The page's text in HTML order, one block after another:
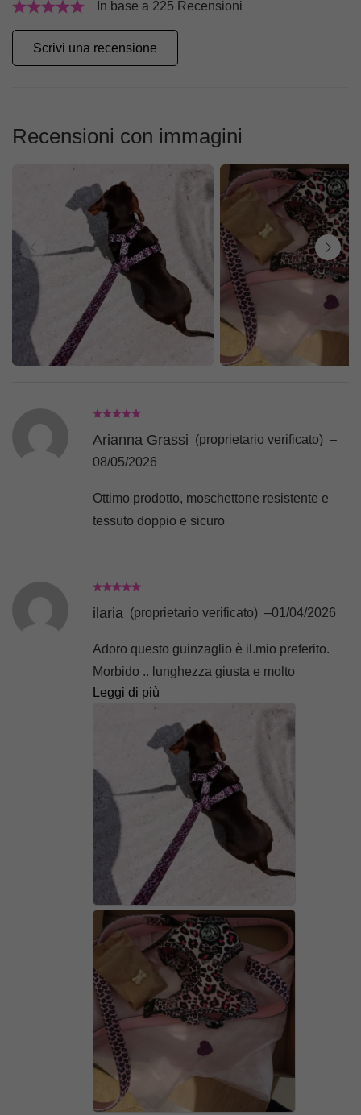
In base a 225 Recensioni
Scrivi una recensione
Recensioni con immagini
Arianna Grassi (proprietario verificato) –
08/05/2026
Ottimo prodotto, moschettone resistente e
tessuto doppio e sicuro
ilaria (proprietario verificato) –01/04/2026
Adoro questo guinzaglio è il.mio preferito.
Morbido .. lunghezza giusta e molto
morbido..Sono i migliori guinzagli che abbia
mai avuto.. E ne ho avuti tanti di cani.. super
consigliato 🐾✨
Leggi di più